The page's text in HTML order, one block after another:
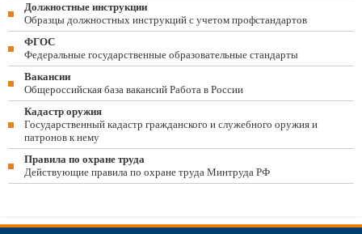
Должностные инструкции
Образцы должностных инструкций с учетом профстандартов
ФГОС
Федеральные государственные образовательные стандарты
Вакансии
Общероссийская база вакансий Работа в России
Кадастр оружия
Государственный кадастр гражданского и служебного оружия и
патронов к нему
Правила по охране труда
Действующие правила по охране труда Минтруда РФ